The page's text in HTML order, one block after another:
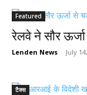
Featured
रेलवे ने सौर
Lenden News - July
टैक्स